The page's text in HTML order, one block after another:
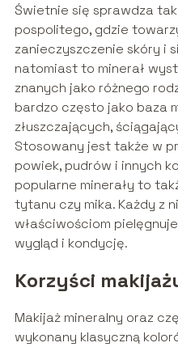
Świetnie się sprawdza
pospolitego, gdzie
zanieczyszczenie skóry i
natomiast to minerał
znanych jako różnego
bardzo często jako baza
złuszczających,
Stosowany jest także w
powiek, pudrów i innych
popularne minerały to
tytanu czy mika. Każdy z
właściwościom
wygląd i kondycję.
Korzyści
Makijaż mineralny oraz
wykonany klasyczną